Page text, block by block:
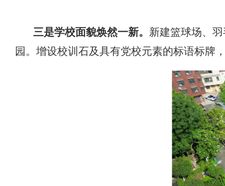
三是学校面貌焕然一新。 新建篮球场、
园。增设校训石及具有党校元素的标语标牌